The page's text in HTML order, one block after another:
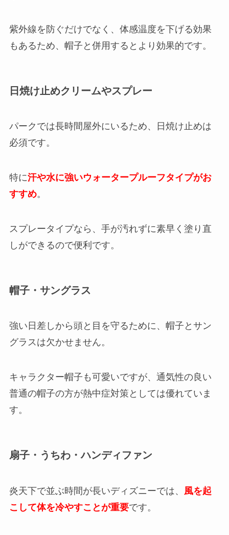
紫外線を防ぐだけでなく、体感温度を下げる効果
もあるため、帽子と併用するとより効果的です。
日焼け止めクリームやスプレー
パークでは長時間屋外にいるため、日焼け止めは
必須です。
特に汗や水に強いウォータープルーフタイプがお
すすめ。
スプレータイプなら、手が汚れずに素早く塗り直
しができるので便利です。
帽子・サングラス
強い日差しから頭と目を守るために、帽子とサン
グラスは欠かせません。
キャラクター帽子も可愛いですが、通気性の良い
普通の帽子の方が熱中症対策としては優れていま
す。
扇子・うちわ・ハンディファン
炎天下で並ぶ時間が長いディズニーでは、
風を起
こして体を冷やすことが重要です。